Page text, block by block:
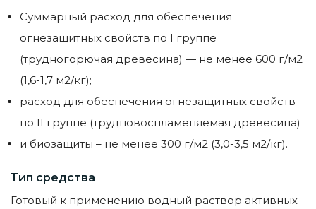
Суммарный расход для обеспечения
огнезащитных свойств по I группе
(трудногорючая древесина) — не менее 600 г/м2
(1,6-1,7 м2/кг);
расход для обеспечения огнезащитных свойств
по II группе (трудновоспламеняемая древесина)
и биозащиты – не менее 300 г/м2 (3,0-3,5 м2/кг).
Тип средства
Готовый к применению водный раствор активных